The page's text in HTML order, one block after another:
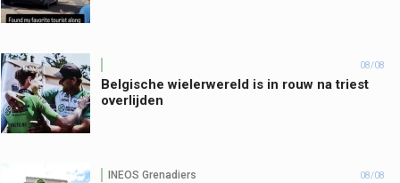
08/08
Belgische wielerwereld is in rouw na triest
overlijden
INEOS Grenadiers 08/08